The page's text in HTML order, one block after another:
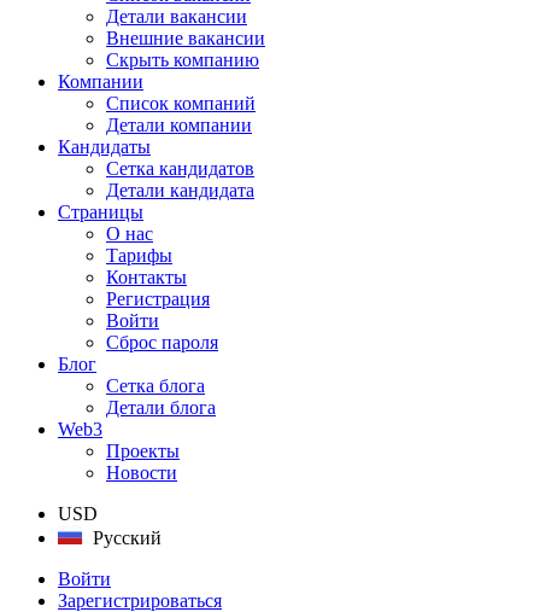
Детали вакансии
Внешние вакансии
Скрыть компанию
Компании
Список компаний
Детали компании
Кандидаты
Сетка кандидатов
Детали кандидата
Страницы
О нас
Тарифы
Контакты
Регистрация
Войти
Сброс пароля
Блог
Сетка блога
Детали блога
Web3
Проекты
Новости
USD
Русский
Войти
Зарегистрироваться